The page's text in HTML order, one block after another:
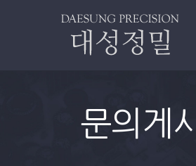
문의게
내마모시험기 3축
내마모시험기 5축
연필경도시험기